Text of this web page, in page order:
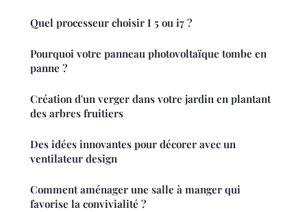
Quel processeur choisir I 5 ou i7 ?
Pourquoi votre panneau photovoltaïque tombe en
panne ?
Création d'un verger dans votre jardin en plantant
des arbres fruitiers
Des idées innovantes pour décorer avec un
ventilateur design
Comment aménager une salle à manger qui
favorise la convivialité ?